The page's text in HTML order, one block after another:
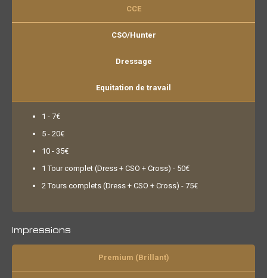
CCE
CSO/Hunter
Dressage
Equitation de travail
1 - 7€
5 - 20€
10 - 35€
1 Tour complet (Dress + CSO + Cross) - 50€
2 Tours complets (Dress + CSO + Cross) - 75€
Impressions
Premium (Brillant)